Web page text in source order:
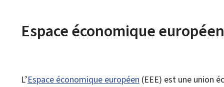
Espace économique
L’Espace économique européen (EEE) est une union